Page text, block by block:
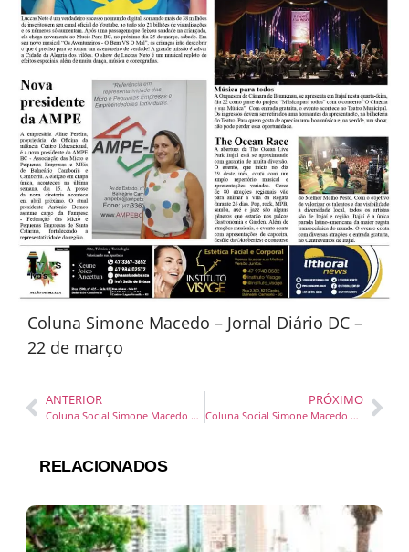
Coluna Simone Macedo – Jornal Diário DC –
22 de março
ANTERIOR
Coluna Social Simone Macedo – Jornal Diário DC – 14 e 15 março23
PRÓXIMO
Coluna Social Simone Macedo – Jornal Diário DC – 04 a 05 abril 23
RELACIONADOS